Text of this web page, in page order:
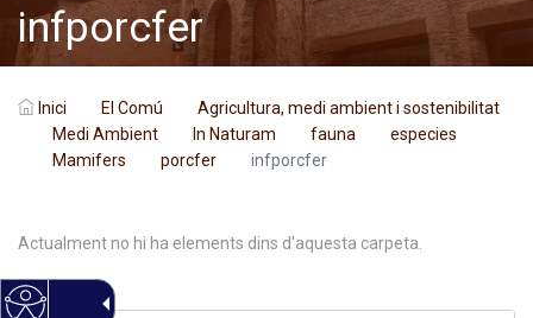
infporcfer
Inici El Comú
Agricultura, medi ambient i sostenibilitat
Medi Ambient
In Naturam fauna
especies
Mamifers
porcfer infporcfer
Actualment no hi ha elements dins d'aquesta carpeta.